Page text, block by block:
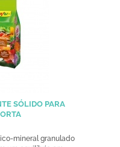
SÓLIDO PARA
mineral granulado